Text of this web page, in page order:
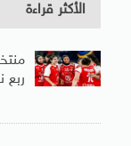
الأكثر قراءة
ربع